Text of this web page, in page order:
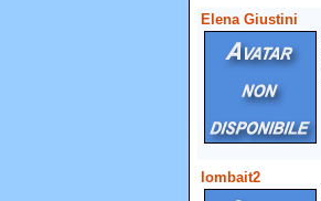
Elena Giustini
lombait2